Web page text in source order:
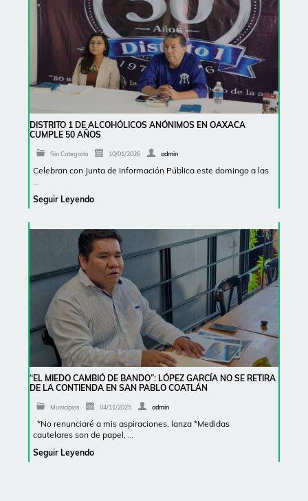
DISTRITO 1 DE ALCOHÓLICOS ANÓNIMOS EN OAXACA
CUMPLE 50 AÑOS
Sin Categoría 10/01/2026 admin
Celebran con Junta de Información Pública este domingo a las
Seguir Leyendo
“EL MIEDO CAMBIÓ DE BANDO”: LÓPEZ GARCÍA NO SE RETIRA
DE LA CONTIENDA EN SAN PABLO COATLÁN
Municipios 04/11/2025 admin
*No renunciaré a mis aspiraciones, lanza *Medidas
cautelares son de papel, …
Seguir Leyendo